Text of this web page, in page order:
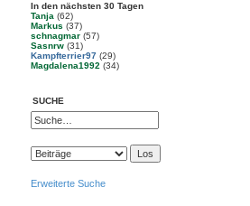
In den nächsten 30 Tagen
Tanja (62)
Markus (37)
schnagmar (57)
Sasnrw (31)
Kampfterrier97 (29)
Magdalena1992 (34)
SUCHE
Erweiterte Suche